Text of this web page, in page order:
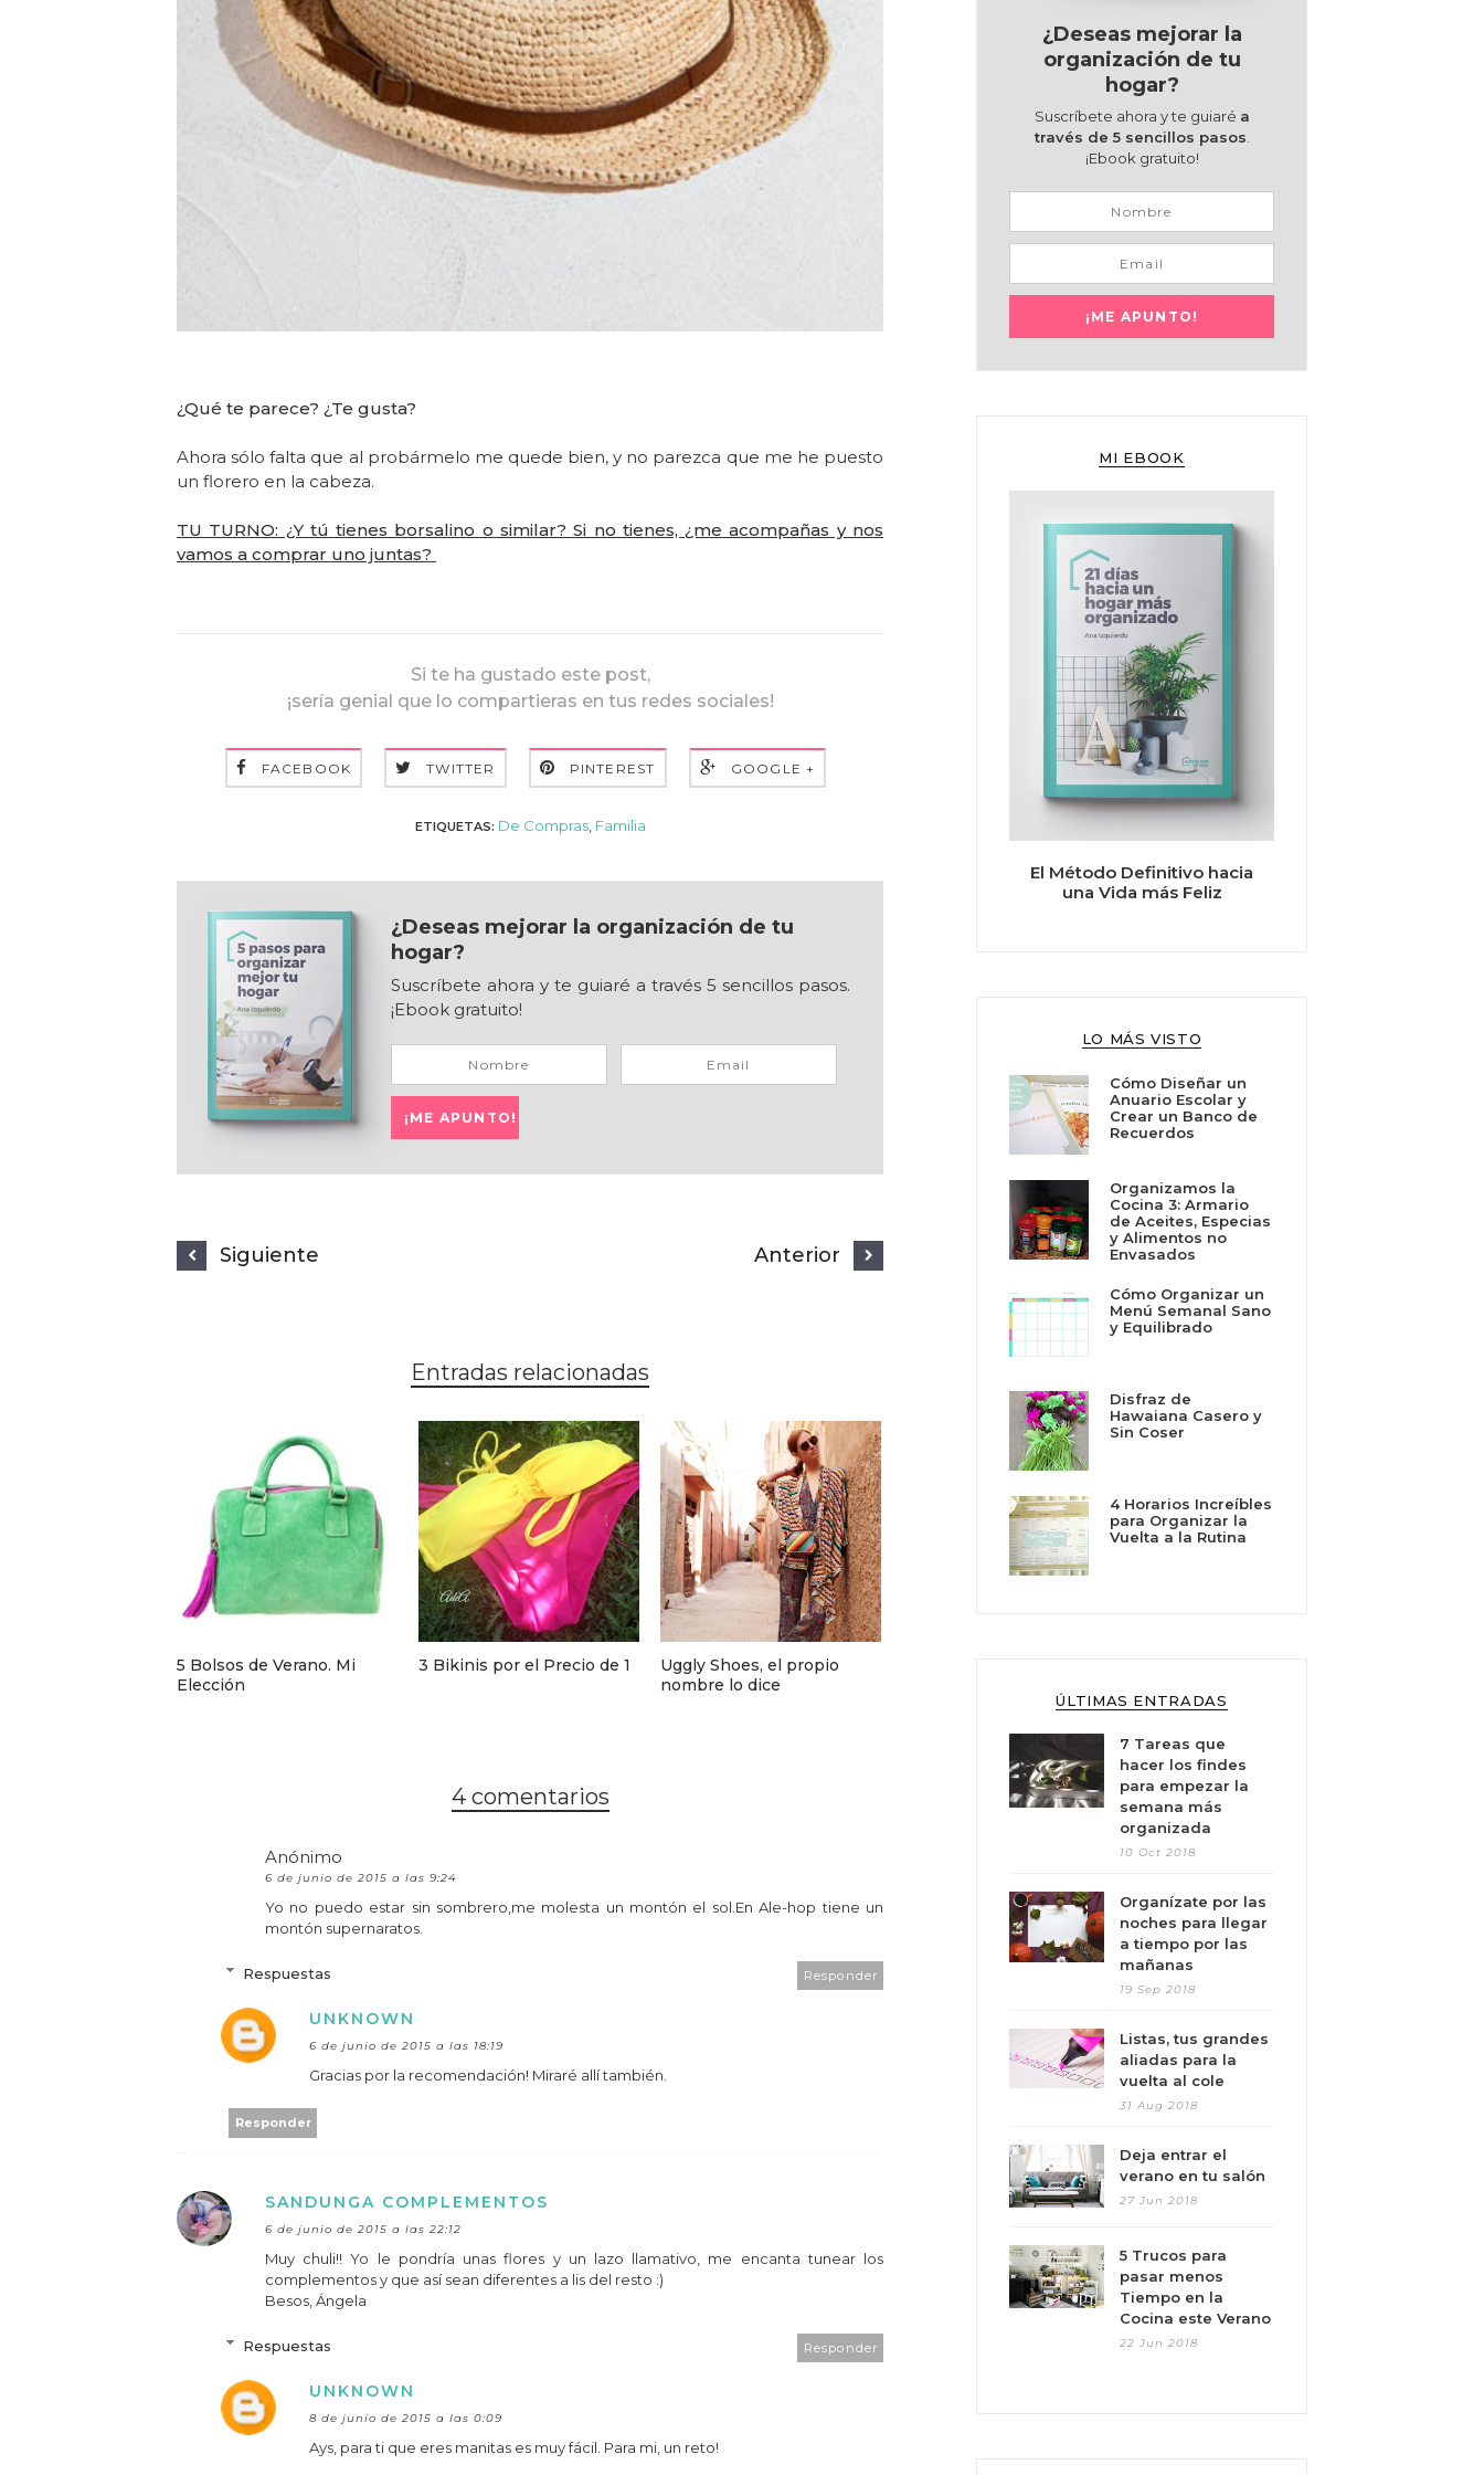
¿Qué te parece? ¿Te gusta?
Ahora sólo falta que al probármelo me quede bien, y no parezca que me he puesto
un florero en la cabeza.
TU TURNO: ¿Y tú tienes borsalino o similar? Si no tienes, ¿me acompañas y nos
vamos a comprar uno juntas?
Si te ha gustado este post,
¡sería genial que lo compartieras en tus redes sociales!
FACEBOOK TWITTER PINTEREST GOOGLE +
ETIQUETAS: De Compras, Familia
¿Deseas mejorar la organización de tu
hogar?
Suscríbete ahora y te guiaré a través 5 sencillos pasos.
¡Ebook gratuito!
Siguiente Anterior
Entradas relacionadas
5 Bolsos de Verano. Mi
Elección
3 Bikinis por el Precio de 1
Uggly Shoes, el propio
nombre lo dice
4 comentarios
Anónimo
6 de junio de 2015 a las 9:24
Yo no puedo estar sin sombrero,me molesta un montón el sol.En Ale-hop tiene un
montón supernaratos.
Responder
Respuestas
UNKNOWN
6 de junio de 2015 a las 18:19
Gracias por la recomendación! Miraré allí también.
Responder
SANDUNGA COMPLEMENTOS
6 de junio de 2015 a las 22:12
Muy chuli!! Yo le pondría unas flores y un lazo llamativo, me encanta tunear los
complementos y que así sean diferentes a lis del resto :)
Besos, Ángela
Responder
Respuestas
UNKNOWN
8 de junio de 2015 a las 0:09
Ays, para ti que eres manitas es muy fácil. Para mi, un reto!
¿Deseas mejorar la
organización de tu
hogar?
Suscríbete ahora y te guiaré a
través de 5 sencillos pasos.
¡Ebook gratuito!
MI EBOOK
El Método Definitivo hacia
una Vida más Feliz
LO MÁS VISTO
Cómo Diseñar un
Anuario Escolar y
Crear un Banco de
Recuerdos
Organizamos la
Cocina 3: Armario
de Aceites, Especias
y Alimentos no
Envasados
Cómo Organizar un
Menú Semanal Sano
y Equilibrado
Disfraz de
Hawaiana Casero y
Sin Coser
4 Horarios Increíbles
para Organizar la
Vuelta a la Rutina
ÚLTIMAS ENTRADAS
7 Tareas que
hacer los findes
para empezar la
semana más
organizada
10 Oct 2018
Organízate por las
noches para llegar
a tiempo por las
mañanas
19 Sep 2018
Listas, tus grandes
aliadas para la
vuelta al cole
31 Aug 2018
Deja entrar el
verano en tu salón
27 Jun 2018
5 Trucos para
pasar menos
Tiempo en la
Cocina este Verano
22 Jun 2018